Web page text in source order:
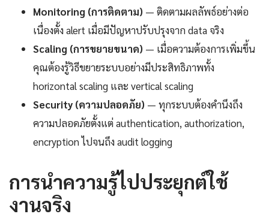
Monitoring (การติดตาม) — ติดตามผลลัพธ์อย่างต่อ
เนื่องตั้ง alert เมื่อมีปัญหาปรับปรุงจาก data จริง
Scaling (การขยายขนาด) — เมื่อความต้องการเพิ่มขึ้น
คุณต้องรู้วิธีขยายระบบอย่างมีประสิทธิภาพทั้ง
horizontal scaling และ vertical scaling
Security (ความปลอดภัย) — ทุกระบบต้องคำนึงถึง
ความปลอดภัยตั้งแต่ authentication, authorization,
encryption ไปจนถึง audit logging
การนำความรู้ไปประยุกต์ใช้
งานจริง